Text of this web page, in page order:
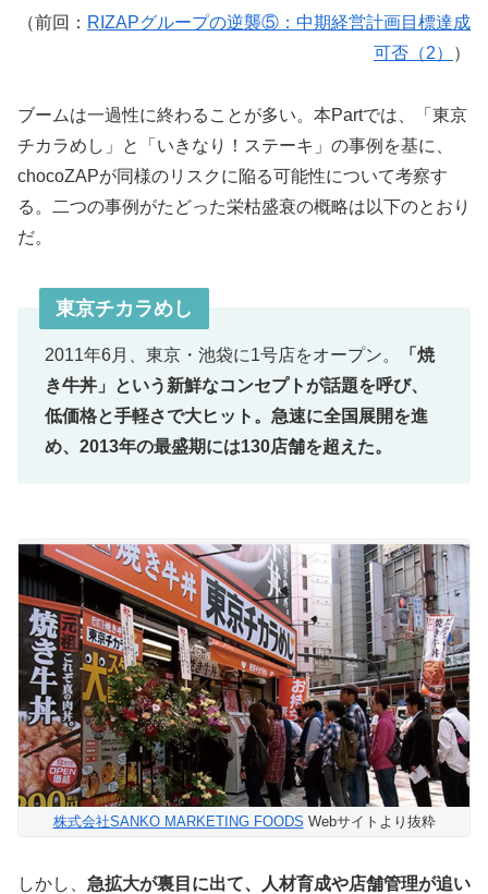
（前回： RIZAPグループの逆襲⑤：中期経営計画目標達成
可否（2）
）
ブームは一過性に終わることが多い。本Partでは、「東京
チカラめし」と「いきなり！ステーキ」の事例を基に、
chocoZAPが同様のリスクに陥る可能性について考察す
る。二つの事例がたどった栄枯盛衰の概略は以下のとおり
だ。
東京チカラめし
2011年6月、東京・池袋に1号店をオープン。
「焼
き牛丼」という新鮮なコンセプトが話題を呼び、
低価格と手軽さで大ヒット。急速に全国展開を進
め、2013年の最盛期には130店舗を超えた。
株式会社SANKO MARKETING FOODS Webサイトより抜粋
しかし、 急拡大が裏目に出て、人材育成や店舗管理が追い